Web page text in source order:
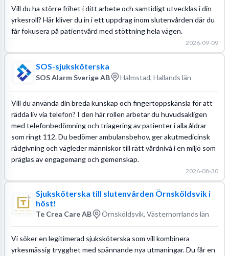
Vill du ha större frihet i ditt arbete och samtidigt utvecklas i din
yrkesroll? Här kliver du in i ett uppdrag inom slutenvården där du
får fokusera på patientvård med stöttning hela vägen.
2026-09-09
SOS-sjuksköterska
SOS Alarm Sverige AB Halmstad, Hallands län
Vill du använda din breda kunskap och fingertoppskänsla för att
rädda liv via telefon? I den här rollen arbetar du huvudsakligen
med telefonbedömning och triagering av patienter i alla åldrar
som ringt 112. Du bedömer ambulansbehov, ger akutmedicinsk
rådgivning och vägleder människor till rätt vårdnivå i en miljö som
präglas av engagemang och gemenskap.
2026-08-30
Sjuksköterska till slutenvården Örnsköldsvik i
höst!
Te Crea Care AB Örnsköldsvik, Västernorrlands län
Vi söker en legitimerad sjuksköterska som vill kombinera
yrkesmässig trygghet med spännande nya utmaningar. Du får en